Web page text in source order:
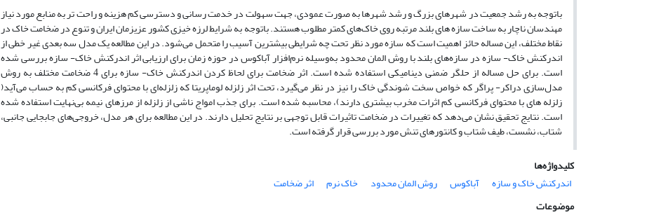
باتوجه به رشد جمعیت در شهرهای بزرگ و رشد شهرها به صورت عمودی، جهت سهولت در خدمت رسانی و دسترسی کم هزینه و راحت تر به منابع مورد نیاز
مهندسان ناچار به ساخت سازه های بلند مرتبه روی خاک‌های کمتر مطلوب هستند. باتوجه به شرایط لرزه خیزی کشور عزیزمان ایران و تنوع در ضخامت خاک در
نقاط مختلف، این مساله حائز اهمیت است که سازه مورد نظر تحت چه شرایطی بیشترین آسیب را متحمل می‌شود. در این مطالعه یک مدل سه بعدی غیر خطی از
اندرکنش خاک- سازه در سازه‌های بلند با روش المان محدود به‌وسیله نرم‌افزار آباکوس در حوزه زمان برای ارزیابی اثر اندرکنش خاک- سازه بررسی شده
است. برای حل مساله از حلگر ضمنی دینامیکی استفاده شده است. اثر ضخامت برای لحاظ کردن اندرکنش خاک- سازه برای 4 ضخامت مختلف به روش‌
مدل‌سازی دراکر- پراگر که خواص سخت شوندگی خاک را نیز در نظر می‌گیرد، تحت اثر زلزله لوماپریتا که زلزله‌ای با محتوای فرکانسی کم به حساب می‌آید(
زلزله های با محتوای فرکانسی کم اثرات مخرب بیشتری دارند)، محاسبه شده است. برای جذب امواج ناشی از زلزله از مرزهای نیمه بی‌نهایت استفاده شده
است. نتایج تحقیق نشان می‌دهد که تغییرات در ضخامت تاثیرات قابل توجهی بر نتایج تحلیل دارند. در این مطالعه برای هر مدل، خروجی‌های جابجایی جانبی،
شتاب، نشست، طیف شتاب و کانتورهای تنش مورد بررسی قرار گرفته است.
کلیدواژه‌ها
اندرکنش خاک و سازه
آباکوس روش المان محدود خاک نرم
اثر ضخامت
موضوعات